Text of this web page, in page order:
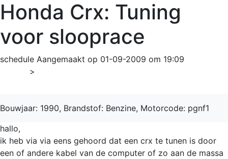
Honda Crx: Tuning
voor slooprace
schedule Aangemaakt op 01-09-2009 om 19:09
>
Bouwjaar: 1990, Brandstof: Benzine, Motorcode: pgnf1
hallo,
ik heb via via eens gehoord dat een crx te tunen is door
een of andere kabel van de computer of zo aan de massa